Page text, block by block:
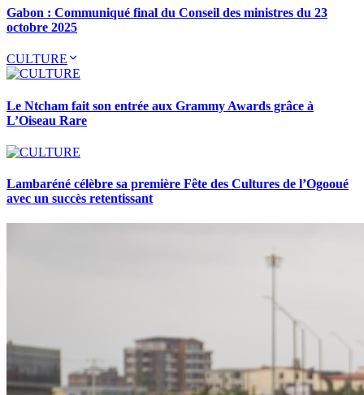
Gabon : Communiqué final du Conseil des ministres du 23
octobre 2025
CULTURE
Le Ntcham fait son entrée aux Grammy Awards grâce à
L’Oiseau Rare
Lambaréné célèbre sa première Fête des Cultures de l’Ogooué
avec un succès retentissant